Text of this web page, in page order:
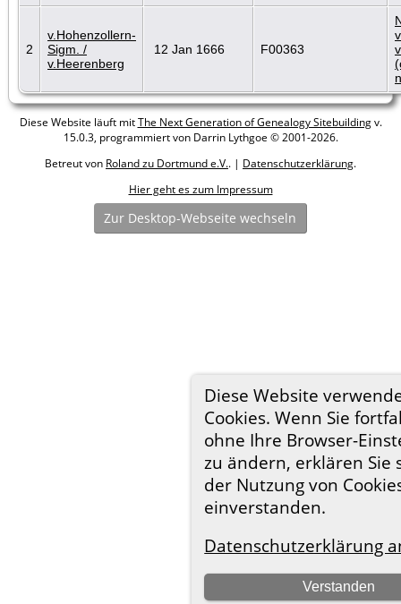
Diese Website
Cookies. Wenn Sie
ohne Ihre Browser-
zu ändern, erklären Sie
der Nutzung von
einverstanden.
Datenschutzerklärung
Verstanden
2
v.Hohenzollern-
Sigm. /
v.Heerenberg
12 Jan 1666 F00363
Diese Website läuft mitThe Next Generation of Genealogy Sitebuildingv.
15.0.3, programmiert von Darrin Lythgoe © 2001-2026.
Betreut von Roland zu Dortmund e.V.. | Datenschutzerklärung.
Hier geht es zum Impressum
Zur Desktop-Webseite wechseln